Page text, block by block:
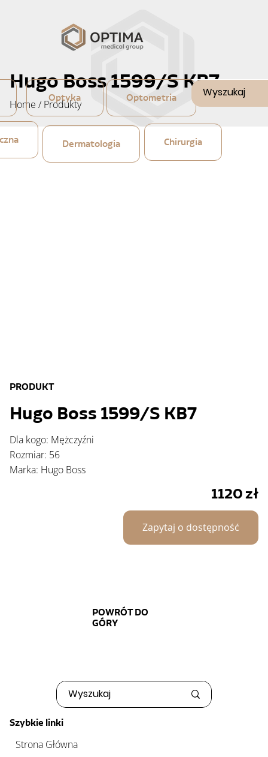
Optyka Optometria
Dermatologia Chirurgia
Hugo Boss 1599/S KB7
Home / Produkty
PRODUKT
Hugo Boss 1599/S KB7
Dla kogo: Mężczyźni
Rozmiar: 56
Marka: Hugo Boss
1120zł
Zapytaj o dostępność
Szybkie linki
Strona Główna
POWRÓT DO
GÓRY